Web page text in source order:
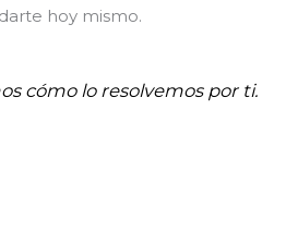
hoy mismo.
cómo lo resolvemos por ti.